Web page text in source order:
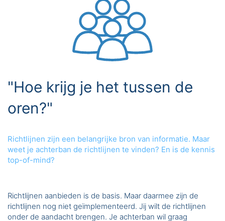
"Hoe krijg je het tussen de
oren?"
Richtlijnen zijn een belangrijke bron van informatie. Maar
weet je achterban de richtlijnen te vinden? En is de kennis
top-of-mind?
Richtlijnen aanbieden is de basis. Maar daarmee zijn de
richtlijnen nog niet geïmplementeerd. Jij wilt de richtlijnen
onder de aandacht brengen. Je achterban wil graag